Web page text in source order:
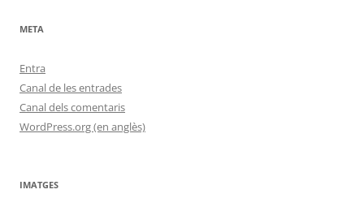
META
Entra
Canal de les entrades
Canal dels comentaris
WordPress.org (en anglès)
IMATGES